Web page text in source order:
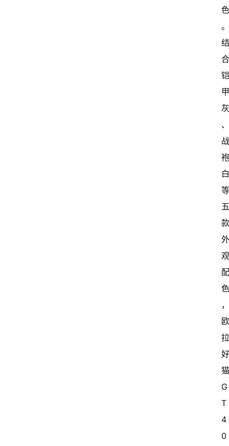
G
T
4
0